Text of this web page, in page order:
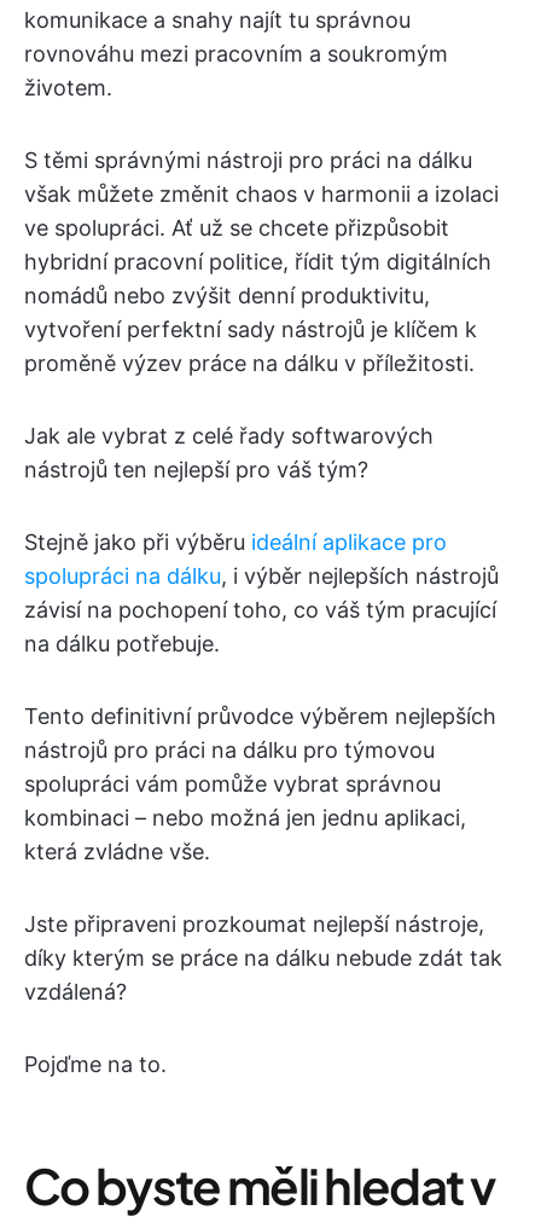
komunikace a snahy najít tu správnou
rovnováhu mezi pracovním a soukromým
životem.
S těmi správnými nástroji pro práci na dálku
však můžete změnit chaos v harmonii a izolaci
ve spolupráci. Ať už se chcete přizpůsobit
hybridní pracovní politice, řídit tým digitálních
nomádů nebo zvýšit denní produktivitu,
vytvoření perfektní sady nástrojů je klíčem k
proměně výzev práce na dálku v příležitosti.
Jak ale vybrat z celé řady softwarových
nástrojů ten nejlepší pro váš tým?
Stejně jako při výběru ideální aplikace pro
spolupráci na dálku, i výběr nejlepších nástrojů
závisí na pochopení toho, co váš tým pracující
na dálku potřebuje.
Tento definitivní průvodce výběrem nejlepších
nástrojů pro práci na dálku pro týmovou
spolupráci vám pomůže vybrat správnou
kombinaci – nebo možná jen jednu aplikaci,
která zvládne vše.
Jste připraveni prozkoumat nejlepší nástroje,
díky kterým se práce na dálku nebude zdát tak
vzdálená?
Pojďme na to.
Co byste měli hledat v